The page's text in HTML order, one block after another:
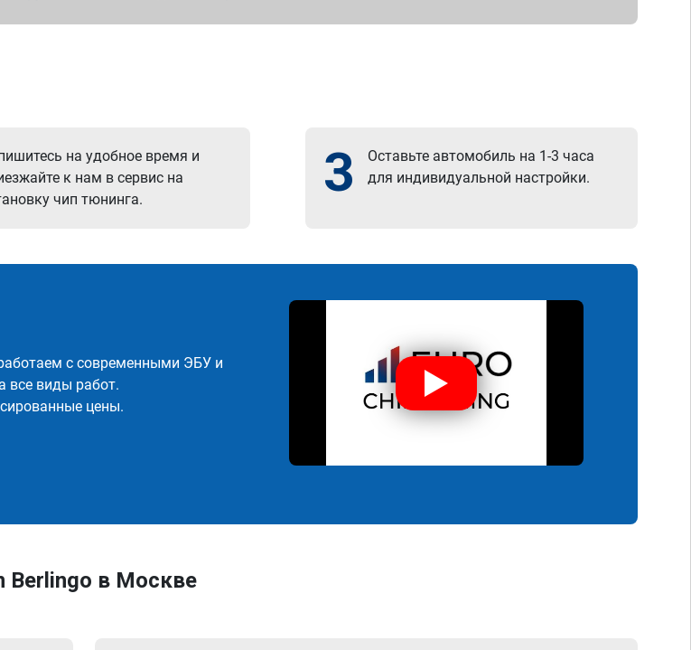
на удобное время и
к нам в сервис на
чип тюнинга.
3
Оставьте автомобиль на 1-3 часа
для индивидуальной настройки.
с современными ЭБУ и
все виды работ.
цены.
Berlingo в Москве